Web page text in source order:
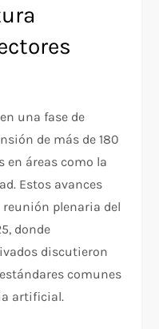
una fase de
de más de 180
en áreas como la
Estos avances
plenaria del
donde
discutieron
comunes
artificial.